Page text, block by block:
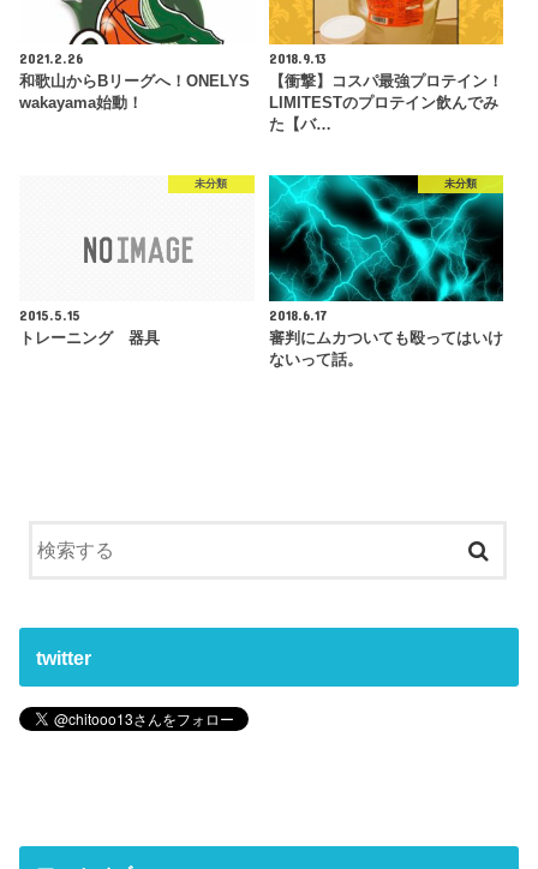
2021.2.26
和歌山からBリーグへ！ONELYS
wakayama始動！
2018.9.13
【衝撃】コスパ最強プロテイン！
LIMITESTのプロテイン飲んでみ
た【バ…
未分類
2015.5.15
トレーニング 器具
未分類
2018.6.17
審判にムカついても殴ってはいけ
ないって話。
twitter